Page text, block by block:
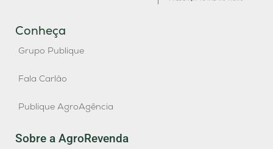
Conheça
Grupo Publique
Fala Carlão
Publique AgroAgência
Sobre a AgroRevenda